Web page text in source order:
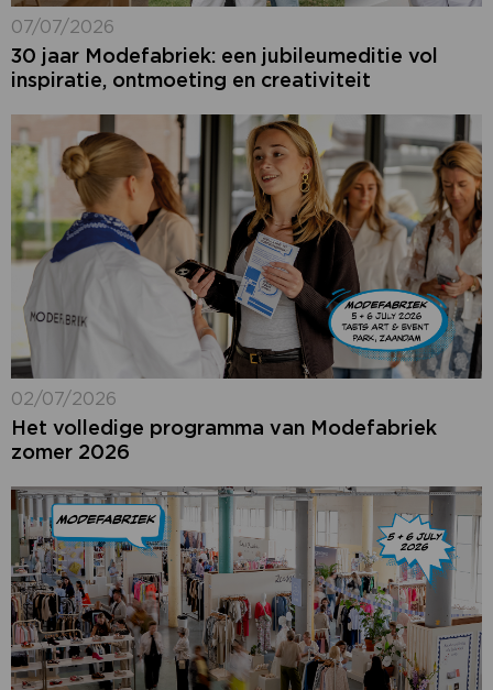
07/07/2026
30 jaar Modefabriek: een jubileumeditie vol
inspiratie, ontmoeting en creativiteit
02/07/2026
Het volledige programma van Modefabriek
zomer 2026